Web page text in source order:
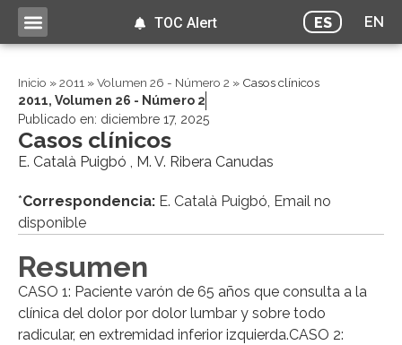
ES EN
TOC Alert
Inicio »2011 »Volumen 26 - Número 2 » Casos clínicos
2011, Volumen 26 - Número 2
Publicado en: diciembre 17, 2025
Casos clínicos
E. Català Puigbó , M. V. Ribera Canudas
*Correspondencia: E. Català Puigbó, Email no
disponible
Resumen
CASO 1: Paciente varón de 65 años que consulta a la
clínica del dolor por dolor lumbar y sobre todo
radicular, en extremidad inferior izquierda.CASO 2: